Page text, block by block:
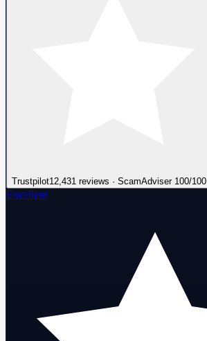
Trustpilot12,431 reviews · ScamAdviser 100/100
Excellent